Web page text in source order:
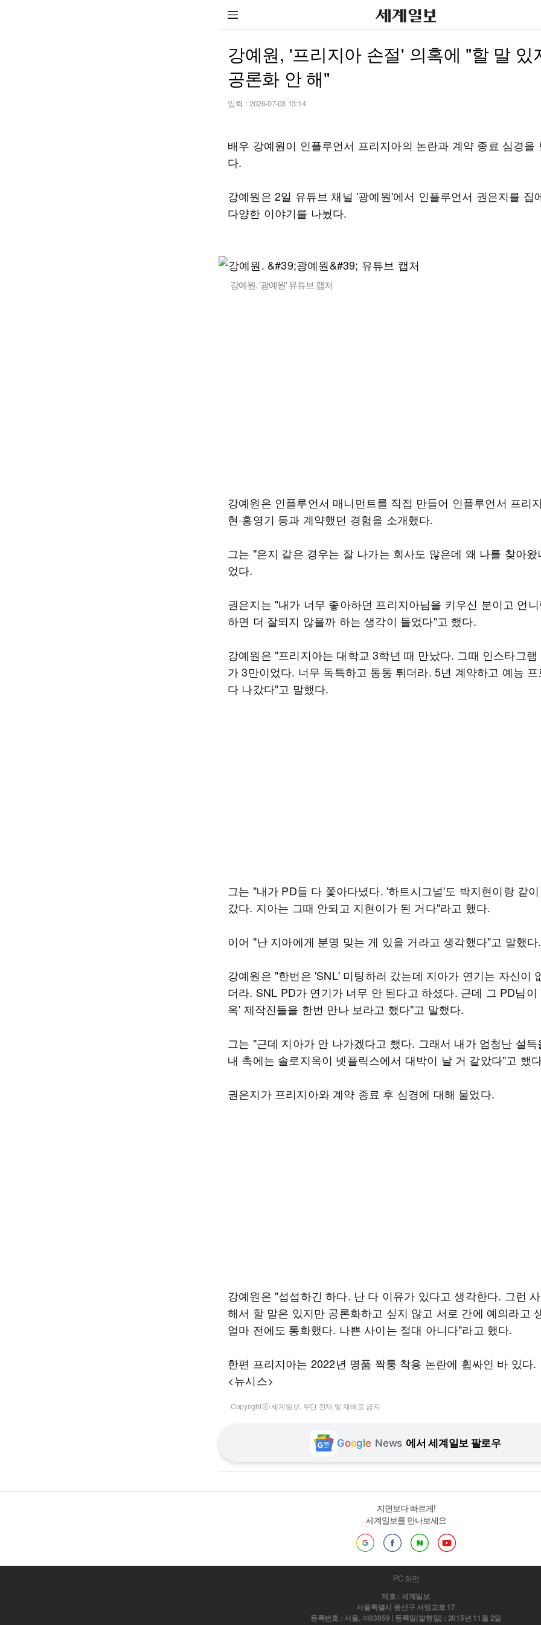
강예원, '프리지아 손절' 의혹에 "할 말 있
공론화 안 해"
입력 : 2026-07-03 13:14
배우 강예원이 인플루언서 프리지아의 논란과 계약 종료 심경을
다.
강예원은 2일 유튜브 채널 '광예원'에서 인플루언서 권은지를 집
다양한 이야기를 나눴다.
강예원. '광예원' 유튜브 캡처
강예원은 인플루언서 매니먼트를 직접 만들어 인플루언서 프리
현·홍영기 등과 계약했던 경험을 소개했다.
그는 "은지 같은 경우는 잘 나가는 회사도 많은데 왜 나를 찾아왔
었다.
권은지는 "내가 너무 좋아하던 프리지아님을 키우신 분이고 언
하면 더 잘되지 않을까 하는 생각이 들었다"고 했다.
강예원은 "프리지아는 대학교 3학년 때 만났다. 그때 인스타그램
가 3만이었다. 너무 독특하고 통통 튀더라. 5년 계약하고 예능
다 나갔다"고 말했다.
그는 "내가 PD들 다 쫓아다녔다. '하트시그널'도 박지현이랑 같
갔다. 지아는 그때 안되고 지현이가 된 거다"라고 했다.
이어 "난 지아에게 분명 맞는 게 있을 거라고 생각했다"고 말했다.
강예원은 "한번은 'SNL' 미팅하러 갔는데 지아가 연기는 자신이
더라. SNL PD가 연기가 너무 안 된다고 하셨다. 근데 그 PD님이
옥' 제작진들을 한번 만나 보라고 했다"고 말했다.
그는 "근데 지아가 안 나가겠다고 했다. 그래서 내가 엄청난 설득
내 촉에는 솔로지옥이 넷플릭스에서 대박이 날 거 같았다"고 했
권은지가 프리지아와 계약 종료 후 심경에 대해 물었다.
강예원은 "섭섭하긴 하다. 난 다 이유가 있다고 생각한다. 그런
해서 할 말은 있지만 공론화하고 싶지 않고 서로 간에 예의라고
얼마 전에도 통화했다. 나쁜 사이는 절대 아니다"라고 했다.
한편 프리지아는 2022년 명품 짝퉁 착용 논란에 휩싸인 바 있다.
<뉴시스>
Copyright ⓒ 세계일보. 무단 전재 및 재배포 금지
Google News 에서 세계일보 팔로우
지면보다 빠르게!
세계일보를 만나보세요
PC 화면
제호 : 세계일보
서울특별시 용산구 서빙고로 17
등록번호 : 서울, 아03959 | 등록일(발행일) : 2015년 11월 2일